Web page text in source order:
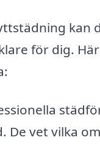
kan
för dig.
De vet vilka